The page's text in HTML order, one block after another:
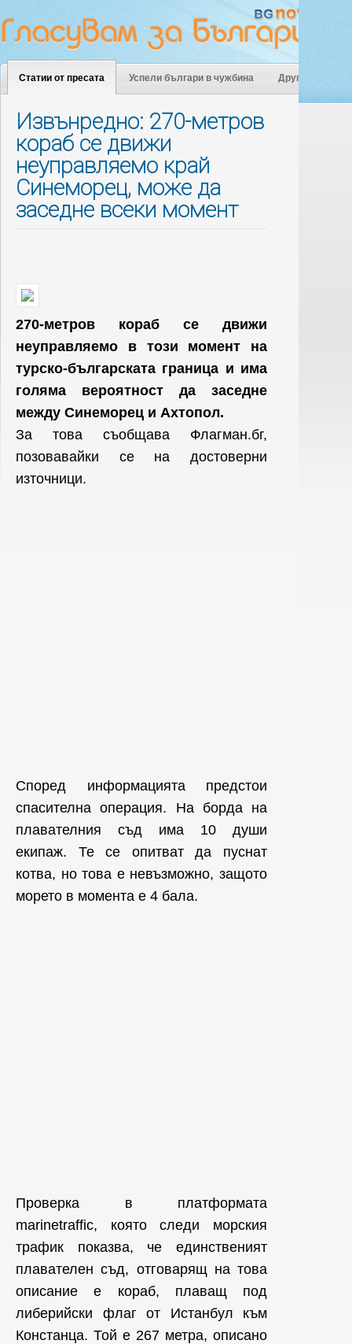
Статии от пресата Успели българи в чужбина Други
Извънредно: 270-метров
кораб се движи
неуправляемо край
Синеморец, може да
заседне всеки момент
270-метров кораб се движи
неуправляемо в този момент на
турско-българската граница и има
голяма вероятност да заседне
между Синеморец и Ахтопол.
За това съобщава Флагман.бг,
позовавайки се на достоверни
източници.
Според информацията предстои
спасителна операция. На борда на
плавателния съд има 10 души
екипаж. Те се опитват да пуснат
котва, но това е невъзможно, защото
морето в момента е 4 бала.
Проверка в платформата
marinetraffic, която следи морския
трафик показва, че единственият
плавателен съд, отговарящ на това
описание е кораб, плаващ под
либерийски флаг от Истанбул към
Констанца. Той е 267 метра, описано